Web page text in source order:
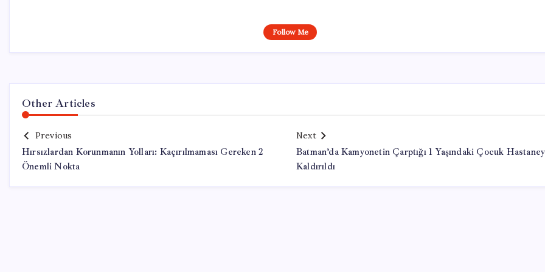
Follow Me
Other Articles
Previous
Hırsızlardan Korunmanın Yolları: Kaçırılmaması Gereken 2
Önemli Nokta
Next
Batman’da Kamyonetin Çarptığı 1 Yaşındaki Çocuk
Kaldırıldı